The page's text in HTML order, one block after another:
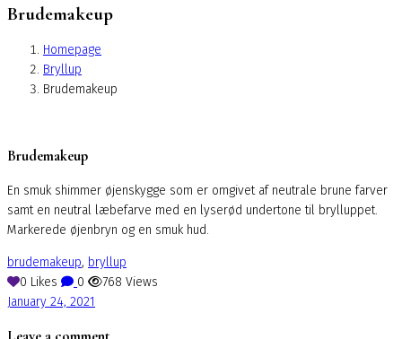
Brudemakeup
Homepage
Bryllup
Brudemakeup
Brudemakeup
En smuk shimmer øjenskygge som er omgivet af neutrale brune farver
samt en neutral læbefarve med en lyserød undertone til brylluppet.
Markerede øjenbryn og en smuk hud.
brudemakeup, bryllup
0 Likes 0 768 Views
January 24, 2021